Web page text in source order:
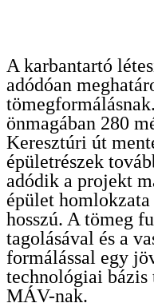
A karbantartó
adódóan
önmagában 280
Keresztúri út
épületrészek
adódik a projekt
épület homlokzata
hosszú. A tömeg
tagolásával és a
formálással egy
technológiai bázis
MÁV-nak.